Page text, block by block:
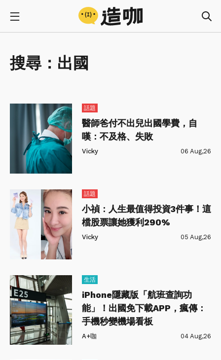
搜尋： 出國
話題
醫師爸付不出兒出國學費，自
嘆：不及格、失敗
Vicky 06 Aug,26
話題
小禎：人生最值得投資3件事！這
檔股票讓她獲利290%
Vicky 05 Aug,26
生活
iPhone隱藏版「航班查詢功
能」！出國免下載APP，瘋傳：
手機秒變機場看板
A+咖 04 Aug,26